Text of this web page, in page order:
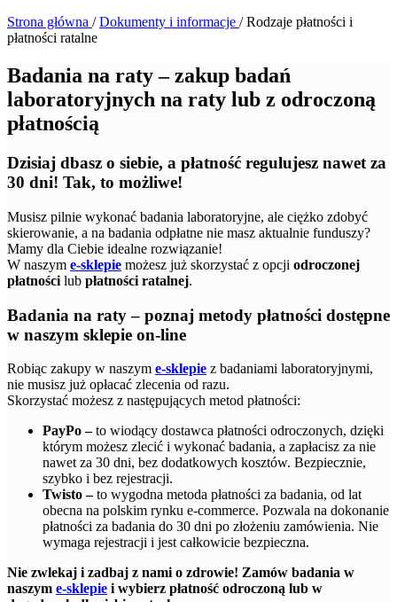
Strona główna / Dokumenty i informacje / Rodzaje płatności i
płatności ratalne
Badania na raty – zakup badań
laboratoryjnych na raty lub z odroczoną
płatnością
Dzisiaj dbasz o siebie, a płatność regulujesz nawet za
30 dni! Tak, to możliwe!
Musisz pilnie wykonać badania laboratoryjne, ale ciężko zdobyć
skierowanie, a na badania odpłatne nie masz aktualnie funduszy?
Mamy dla Ciebie idealne rozwiązanie!
W naszym e-sklepie możesz już skorzystać z opcji odroczonej
płatności lub płatności ratalnej.
Badania na raty – poznaj metody płatności dostępne
w naszym sklepie on-line
Robiąc zakupy w naszym e-sklepie z badaniami laboratoryjnymi,
nie musisz już opłacać zlecenia od razu.
Skorzystać możesz z następujących metod płatności:
PayPo –to wiodący dostawca płatności odroczonych, dzięki
którym możesz zlecić i wykonać badania, a zapłacisz za nie
nawet za 30 dni, bez dodatkowych kosztów. Bezpiecznie,
szybko i bez rejestracji.
Twisto –to wygodna metoda płatności za badania, od lat
obecna na polskim rynku e-commerce. Pozwala na dokonanie
płatności za badania do 30 dni po złożeniu zamówienia. Nie
wymaga rejestracji i jest całkowicie bezpieczna.
Nie zwlekaj i zadbaj z nami o zdrowie! Zamów badania w
naszym e-sklepie i wybierz płatność odroczoną lub w